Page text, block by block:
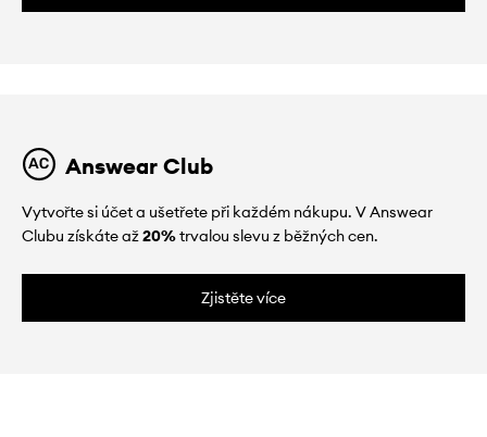
Answear Club
Vytvořte si účet a ušetřete při každém nákupu. V Answear
Clubu získáte až20%trvalou slevu z běžných cen.
Zjistěte více